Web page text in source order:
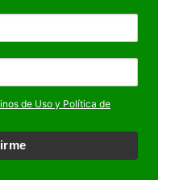
de Uso y Política de